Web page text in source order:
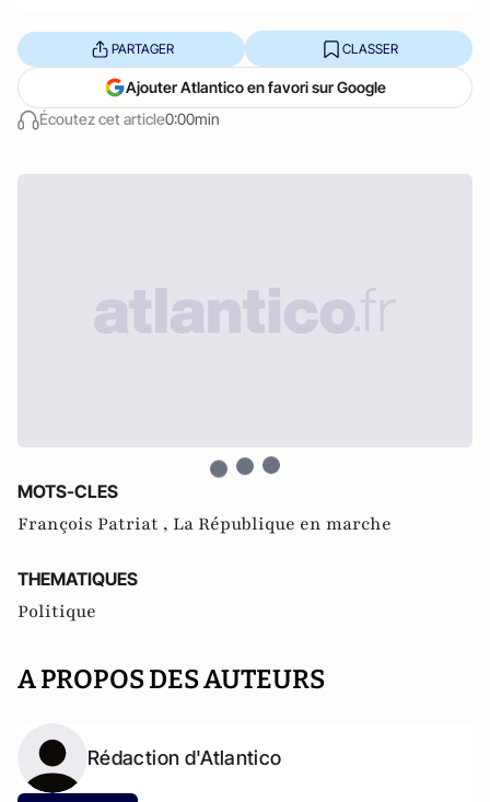
Écoutez cet article0:00min
PARTAGER CLASSER
Ajouter Atlantico en favori sur Google
MOTS-CLES
François Patriat , La République en marche
THEMATIQUES
Politique
A PROPOS DES AUTEURS
Rédaction d'Atlantico